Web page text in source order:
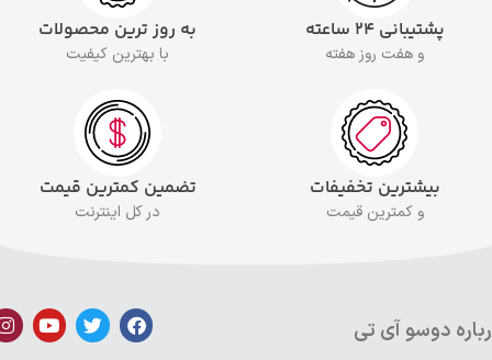
پشتیبانی ۲۴ ساعته
و هفت روز هفته
به روز ترین محصولات
با بهترین کیفیت
بیشترین تخفیفات
و کمترین قیمت
تضمین کمترین قیمت
در کل اینترنت
دوسو آی تی